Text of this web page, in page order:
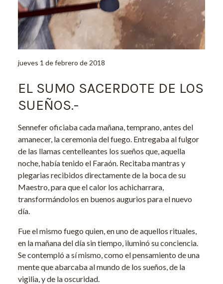
jueves 1 de febrero de 2018
EL SUMO SACERDOTE DE LOS
SUEÑOS.-
Sennefer oficiaba cada mañana, temprano, antes del
amanecer, la ceremonia del fuego. Entregaba al fulgor
de las llamas centelleantes los sueños que, aquella
noche, había tenido el Faraón. Recitaba mantras y
plegarias recibidos directamente de la boca de su
Maestro, para que el calor los achicharrara,
transformándolos en buenos augurios para el nuevo
día.
Fue el mismo fuego quien, en uno de aquellos rituales,
en la mañana del día sin tiempo, iluminó su conciencia.
Se contempló a sí mismo, como el pensamiento de una
mente que abarcaba al mundo de los sueños, de la
vigilia, y de la oscuridad.